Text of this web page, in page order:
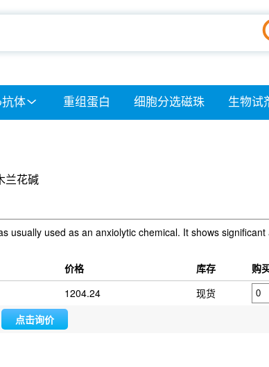
抗体 重组蛋白 细胞分选磁珠 生物试
兰花碱
usually used as an anxiolytic chemical. It shows
价格 库存
购
1204.24
现货
点击询价